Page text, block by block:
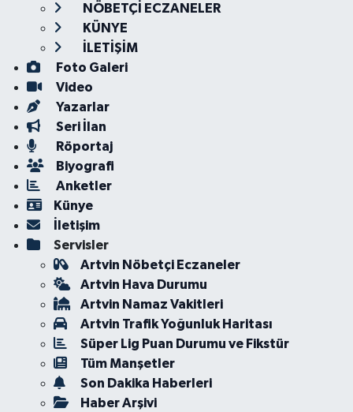
NÖBETÇİ ECZANELER
KÜNYE
İLETİŞİM
Foto Galeri
Video
Yazarlar
Seri İlan
Röportaj
Biyografi
Anketler
Künye
İletişim
Servisler
Artvin Nöbetçi Eczaneler
Artvin Hava Durumu
Artvin Namaz Vakitleri
Artvin Trafik Yoğunluk Haritası
Süper Lig Puan Durumu ve Fikstür
Tüm Manşetler
Son Dakika Haberleri
Haber Arşivi